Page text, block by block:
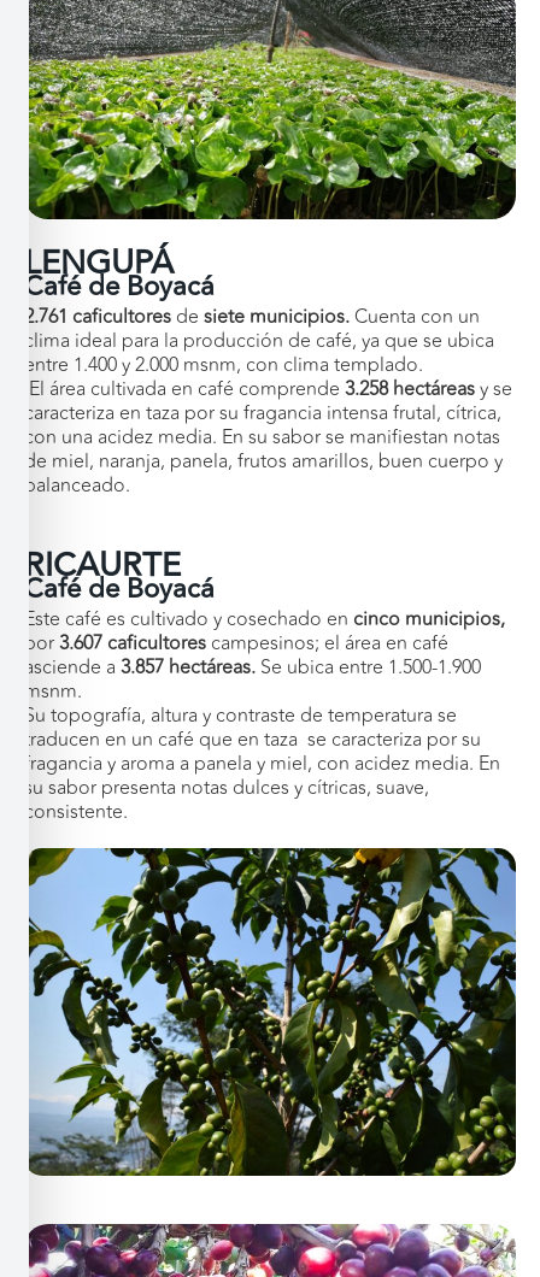
LENGUPÁ
Café de Boyacá
2.761 caficultores de siete municipios. Cuenta con un
clima ideal para la producción de café, ya que se ubica
entre 1.400 y 2.000 msnm, con clima templado.
El área cultivada en café comprende 3.258 hectáreasy se
caracteriza en taza por su fragancia intensa frutal, cítrica,
con una acidez media. En su sabor se manifiestan notas
de miel, naranja, panela, frutos amarillos, buen cuerpo y
balanceado.
RICAURTE
Café de Boyacá
Este café es cultivado y cosechado en cinco municipios,
por3.607 caficultores campesinos; el área en café
asciende a 3.857 hectáreas. Se ubica entre 1.500-1.900
msnm.
Su topografía, altura y contraste de temperatura se
traducen en un café que en taza se caracteriza por su
fragancia y aroma a panela y miel, con acidez media. En
su sabor presenta notas dulces y cítricas, suave,
consistente.